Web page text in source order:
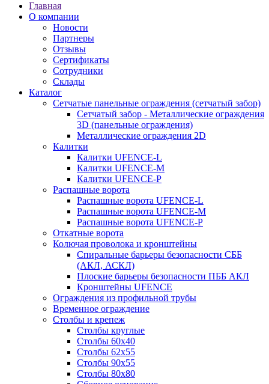
Главная
О компании
Новости
Партнеры
Отзывы
Сертификаты
Сотрудники
Склады
Каталог
Сетчатые панельные ограждения (сетчатый забор)
Сетчатый забор - Металлические ограждения
3D (панельные ограждения)
Металлические ограждения 2D
Калитки
Калитки UFENCE-L
Калитки UFENCE-M
Калитки UFENCE-P
Распашные ворота
Распашные ворота UFENCE-L
Распашные ворота UFENCE-M
Распашные ворота UFENCE-P
Откатные ворота
Колючая проволока и кронштейны
Спиральные барьеры безопасности СББ
(АКЛ, АСКЛ)
Плоские барьеры безопасности ПББ АКЛ
Кронштейны UFENCE
Ограждения из профильной трубы
Временное ограждение
Столбы и крепеж
Столбы круглые
Столбы 60х40
Столбы 62х55
Столбы 90х55
Столбы 80х80